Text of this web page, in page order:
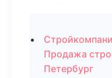
Продажа
Петербург